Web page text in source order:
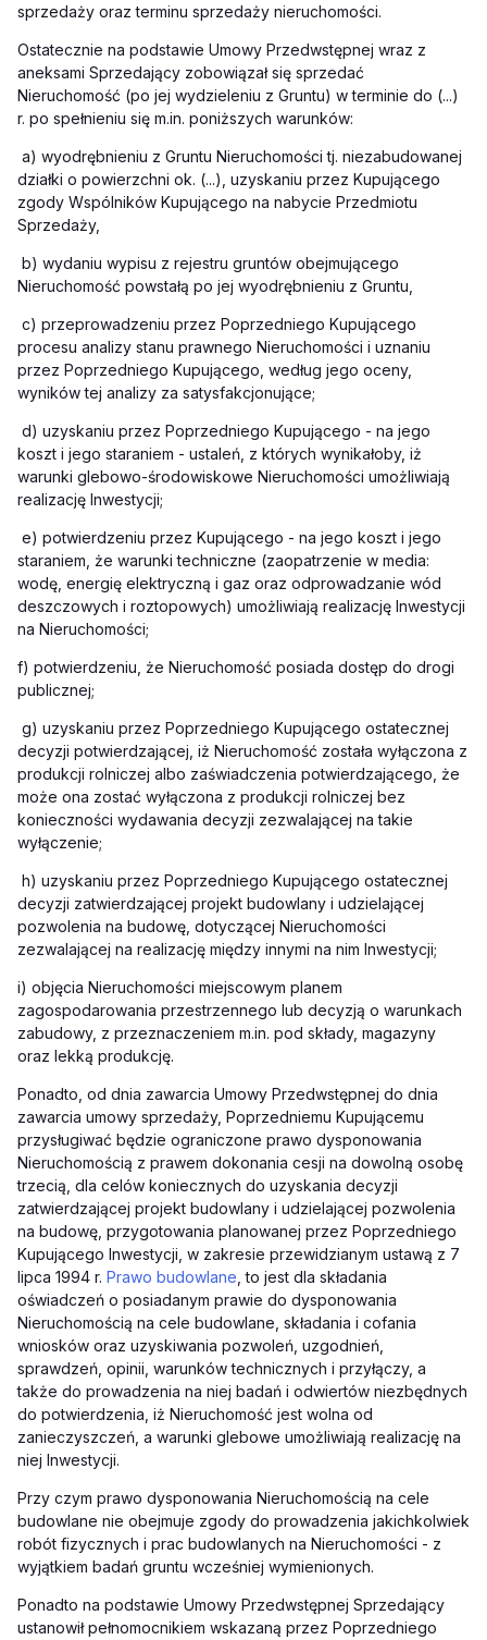
sprzedaży oraz terminu sprzedaży nieruchomości.
Ostatecznie na podstawie Umowy Przedwstępnej wraz z
aneksami Sprzedający zobowiązał się sprzedać
Nieruchomość (po jej wydzieleniu z Gruntu) w terminie do (...)
r. po spełnieniu się m.in. poniższych warunków:
a) wyodrębnieniu z Gruntu Nieruchomości tj. niezabudowanej
działki o powierzchni ok. (...), uzyskaniu przez Kupującego
zgody Wspólników Kupującego na nabycie Przedmiotu
Sprzedaży,
b) wydaniu wypisu z rejestru gruntów obejmującego
Nieruchomość powstałą po jej wyodrębnieniu z Gruntu,
c) przeprowadzeniu przez Poprzedniego Kupującego
procesu analizy stanu prawnego Nieruchomości i uznaniu
przez Poprzedniego Kupującego, według jego oceny,
wyników tej analizy za satysfakcjonujące;
d) uzyskaniu przez Poprzedniego Kupującego - na jego
koszt i jego staraniem - ustaleń, z których wynikałoby, iż
warunki glebowo-środowiskowe Nieruchomości umożliwiają
realizację Inwestycji;
e) potwierdzeniu przez Kupującego - na jego koszt i jego
staraniem, że warunki techniczne (zaopatrzenie w media:
wodę, energię elektryczną i gaz oraz odprowadzanie wód
deszczowych i roztopowych) umożliwiają realizację Inwestycji
na Nieruchomości;
f) potwierdzeniu, że Nieruchomość posiada dostęp do drogi
publicznej;
g) uzyskaniu przez Poprzedniego Kupującego ostatecznej
decyzji potwierdzającej, iż Nieruchomość została wyłączona z
produkcji rolniczej albo zaświadczenia potwierdzającego, że
może ona zostać wyłączona z produkcji rolniczej bez
konieczności wydawania decyzji zezwalającej na takie
wyłączenie;
h) uzyskaniu przez Poprzedniego Kupującego ostatecznej
decyzji zatwierdzającej projekt budowlany i udzielającej
pozwolenia na budowę, dotyczącej Nieruchomości
zezwalającej na realizację między innymi na nim Inwestycji;
i) objęcia Nieruchomości miejscowym planem
zagospodarowania przestrzennego lub decyzją o warunkach
zabudowy, z przeznaczeniem m.in. pod składy, magazyny
oraz lekką produkcję.
Ponadto, od dnia zawarcia Umowy Przedwstępnej do dnia
zawarcia umowy sprzedaży, Poprzedniemu Kupującemu
przysługiwać będzie ograniczone prawo dysponowania
Nieruchomością z prawem dokonania cesji na dowolną osobę
trzecią, dla celów koniecznych do uzyskania decyzji
zatwierdzającej projekt budowlany i udzielającej pozwolenia
na budowę, przygotowania planowanej przez Poprzedniego
Kupującego Inwestycji, w zakresie przewidzianym ustawą z 7
lipca 1994 r. Prawo budowlane , to jest dla składania
oświadczeń o posiadanym prawie do dysponowania
Nieruchomością na cele budowlane, składania i cofania
wniosków oraz uzyskiwania pozwoleń, uzgodnień,
sprawdzeń, opinii, warunków technicznych i przyłączy, a
także do prowadzenia na niej badań i odwiertów niezbędnych
do potwierdzenia, iż Nieruchomość jest wolna od
zanieczyszczeń, a warunki glebowe umożliwiają realizację na
niej Inwestycji.
Przy czym prawo dysponowania Nieruchomością na cele
budowlane nie obejmuje zgody do prowadzenia jakichkolwiek
robót fizycznych i prac budowlanych na Nieruchomości - z
wyjątkiem badań gruntu wcześniej wymienionych.
Ponadto na podstawie Umowy Przedwstępnej Sprzedający
ustanowił pełnomocnikiem wskazaną przez Poprzedniego